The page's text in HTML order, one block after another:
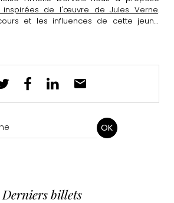
inspirées de l'œuvre de Jules Verne.
et les influences de cette jeune
OK
Derniers billets